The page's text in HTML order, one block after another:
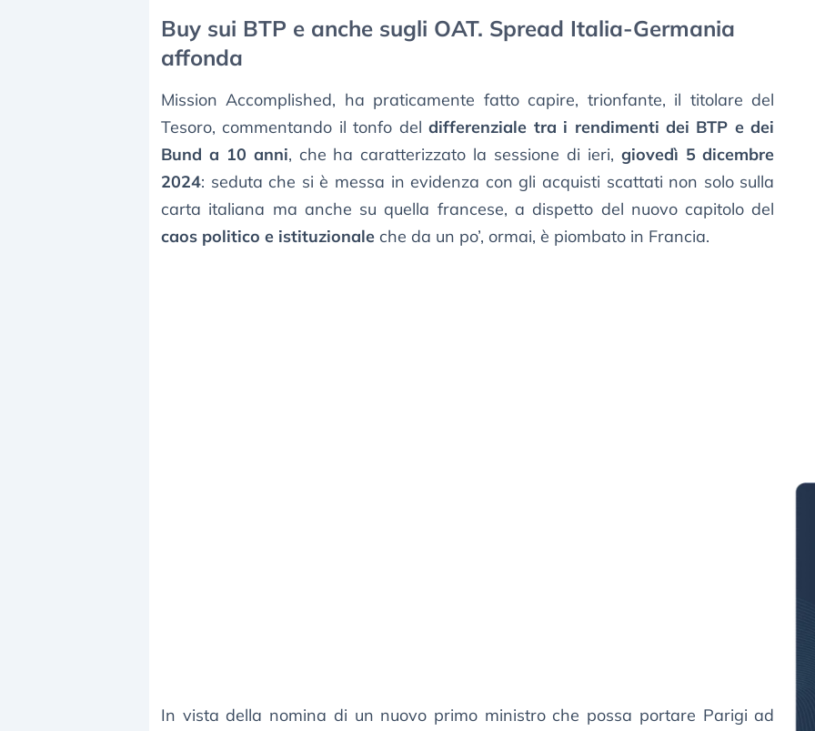
Buy sui BTP e anche sugli OAT. Spread Italia-Germania
affonda
Mission Accomplished, ha praticamente fatto capire, trionfante, il titolare del
Tesoro, commentando il tonfo deldifferenziale tra i rendimenti dei BTP e dei
Bund a 10 anni, che ha caratterizzato la sessione di ieri, giovedì 5 dicembre
2024: seduta che si è messa in evidenza con gli acquisti scattati non solo sulla
carta italiana ma anche su quella francese, a dispetto del nuovo capitolo del
caos politico e istituzionale che da un po’, ormai, è piombato in Francia.
In vista della nomina di un nuovo primo ministro che possa portare Parigi ad